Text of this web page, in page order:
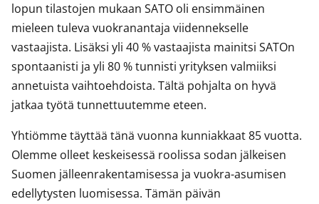
lopun tilastojen mukaan SATO oli ensimmäinen
mieleen tuleva vuokranantaja viidennekselle
vastaajista. Lisäksi yli 40 % vastaajista mainitsi SATOn
spontaanisti ja yli 80 % tunnisti yrityksen valmiiksi
annetuista vaihtoehdoista. Tältä pohjalta on hyvä
jatkaa työtä tunnettuutemme eteen.
Yhtiömme täyttää tänä vuonna kunniakkaat 85 vuotta.
Olemme olleet keskeisessä roolissa sodan jälkeisen
Suomen jälleenrakentamisessa ja vuokra-asumisen
edellytysten luomisessa. Tämän päivän